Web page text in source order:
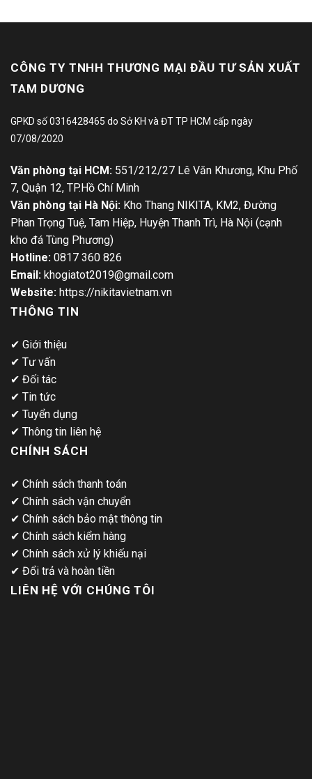
CÔNG TY TNHH THƯƠNG MẠI ĐẦU TƯ SẢN XUẤT
TAM DƯƠNG
GPKD số 0316428465 do Sở KH và ĐT TP HCM cấp ngày
07/08/2020
Văn phòng tại HCM: 551/212/27 Lê Văn Khương, Khu Phố
7, Quận 12, TP.Hồ Chí Minh
Văn phòng tại Hà Nội: Kho Thang NIKITA, KM2, Đường
Phan Trọng Tuệ, Tam Hiệp, Huyện Thanh Trì, Hà Nội (cạnh
kho đá Tùng Phương)
Hotline: 0817 360 826
Email: khogiatot2019@gmail.com
Website: https://nikitavietnam.vn
THÔNG TIN
✔ Giới thiệu
✔ Tư vấn
✔ Đối tác
✔ Tin tức
✔ Tuyển dụng
✔ Thông tin liên hệ
CHÍNH SÁCH
✔ Chính sách thanh toán
✔ Chính sách vận chuyển
✔ Chính sách bảo mật thông tin
✔ Chính sách kiểm hàng
✔ Chính sách xử lý khiếu nại
✔ Đổi trả và hoàn tiền
LIÊN HỆ VỚI CHÚNG TÔI